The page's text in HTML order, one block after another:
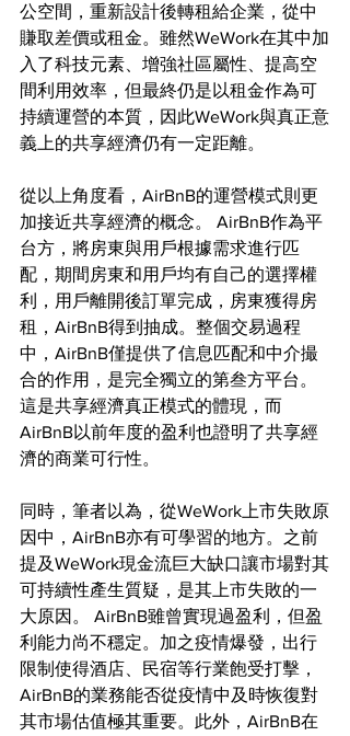
公空間，重新設計後轉租給企業，從中
賺取差價或租金。雖然WeWork在其中加
入了科技元素、增強社區屬性、提高空
間利用效率，但最終仍是以租金作為可
持續運營的本質，因此WeWork與真正意
義上的共享經濟仍有一定距離。
從以上角度看，AirBnB的運營模式則更
加接近共享經濟的概念。 AirBnB作為平
台方，將房東與用戶根據需求進行匹
配，期間房東和用戶均有自己的選擇權
利，用戶離開後訂單完成，房東獲得房
租，AirBnB得到抽成。整個交易過程
中，AirBnB僅提供了信息匹配和中介撮
合的作用，是完全獨立的第叁方平台。
這是共享經濟真正模式的體現，而
AirBnB以前年度的盈利也證明了共享經
濟的商業可行性。
同時，筆者以為，從WeWork上市失敗原
因中，AirBnB亦有可學習的地方。之前
提及WeWork現金流巨大缺口讓市場對其
可持續性產生質疑，是其上市失敗的一
大原因。 AirBnB雖曾實現過盈利，但盈
利能力尚不穩定。加之疫情爆發，出行
限制使得酒店、民宿等行業飽受打擊，
AirBnB的業務能否從疫情中及時恢復對
其市場估值極其重要。此外，AirBnB在